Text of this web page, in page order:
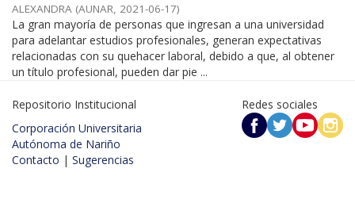
ALEXANDRA (AUNAR, 2021-06-17)
La gran mayoría de personas que ingresan a una universidad
para adelantar estudios profesionales, generan expectativas
relacionadas con su quehacer laboral, debido a que, al obtener
un título profesional, pueden dar pie ...
Repositorio Institucional
Corporación Universitaria
Autónoma de Nariño
Contacto | Sugerencias
Redes sociales